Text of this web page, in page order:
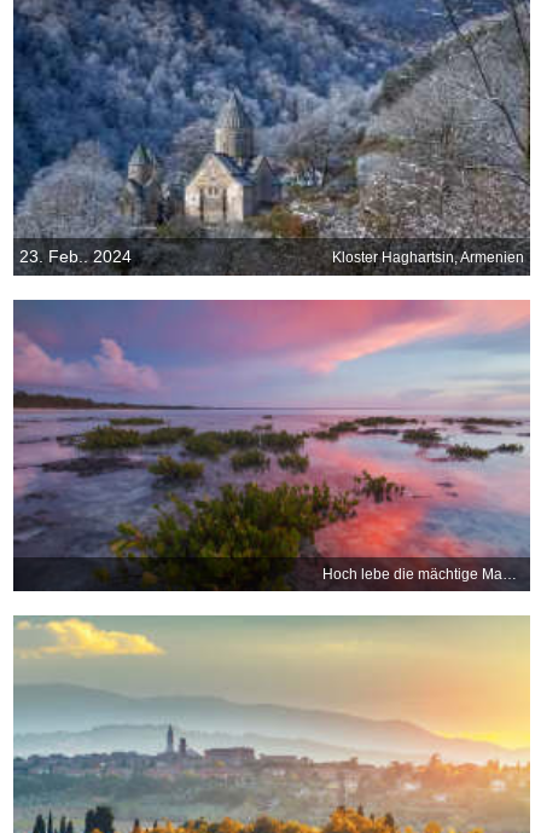
23. Feb.. 2024 Kloster Haghartsin, Armenien
Hoch lebe die mächtige Mangrove!